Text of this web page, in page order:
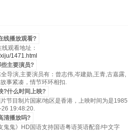
线播放观看?
观看地址：
1471.html
主要演员?
导演,主要演员有：曾志伟,岑建勋,王青,古嘉露,
事紧凑，情节环环相扣.
?什么时间上映?
节目制片国家/地区是香港，上映时间为是1985
19:48:20.
清播放吗?
鬼》HD国语支持国语粤语英语配音/中文字